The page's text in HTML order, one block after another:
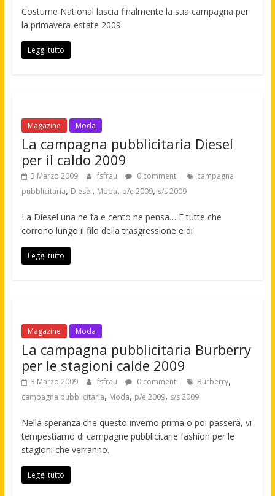
Costume National lascia finalmente la sua campagna per
la primavera-estate 2009.
Leggi tutto
Magazine Moda
La campagna pubblicitaria Diesel
per il caldo 2009
3 Marzo 2009 fsfrau 0 commenti
campagna
pubblicitaria, Diesel, Moda, p/e 2009, s/s 2009
La Diesel una ne fa e cento ne pensa… E tutte che
corrono lungo il filo della trasgressione e di
Leggi tutto
Magazine Moda
La campagna pubblicitaria Burberry
per le stagioni calde 2009
3 Marzo 2009 fsfrau 0 commenti Burberry,
campagna pubblicitaria, Moda, p/e 2009, s/s 2009
Nella speranza che questo inverno prima o poi passerà, vi
tempestiamo di campagne pubblicitarie fashion per le
stagioni che verranno.
Leggi tutto